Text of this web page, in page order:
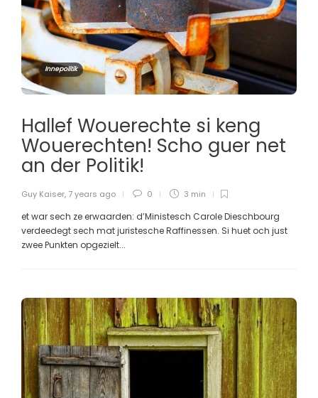
Innepolitik
Hallef Wouerechte si keng
Wouerechten! Scho guer net
an der Politik!
Guy Kaiser, 7 years ago 0 3 min
et war sech ze erwaarden: d’Ministesch Carole Dieschbourg
verdeedegt sech mat juristesche Raffinessen. Si huet och just
zwee Punkten opgezielt...